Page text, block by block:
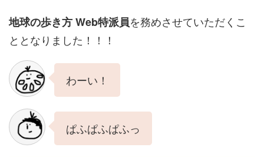
地球の歩き方 Web特派員を務めさせていただくこ
ととなりました！！！
わーい！
ぱふぱふぱふっ